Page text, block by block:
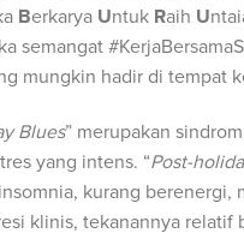
Berkarya Untuk Raih U
semangat
mungkin hadir di tempat
Blues” merupakan
yang intens. “Post-
kurang berenergi,
klinis, tekanannya relatif